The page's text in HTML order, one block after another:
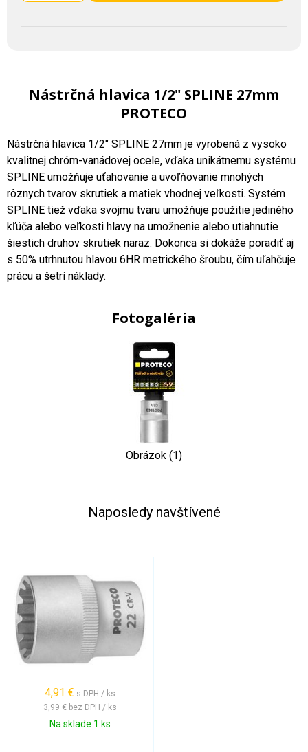
Nástrčná hlavica 1/2" SPLINE 27mm
PROTECO
Nástrčná hlavica 1/2" SPLINE 27mm je vyrobená z vysoko
kvalitnej chróm-vanádovej ocele, vďaka unikátnemu systému
SPLINE umožňuje uťahovanie a uvoľňovanie mnohých
rôznych tvarov skrutiek a matiek vhodnej veľkosti. Systém
SPLINE tiež vďaka svojmu tvaru umožňuje použitie jediného
kľúča alebo veľkosti hlavy na umožnenie alebo utiahnutie
šiestich druhov skrutiek naraz. Dokonca si dokáže poradiť aj
s 50% utrhnutou hlavou 6HR metrického šroubu, čím uľahčuje
prácu a šetrí náklady.
Fotogaléria
Obrázok (1)
Naposledy navštívené
4,91 € s DPH / ks
3,99 € bez DPH / ks
Na sklade 1 ks